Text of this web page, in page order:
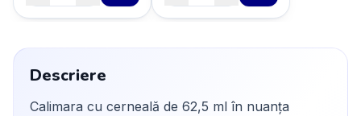
Descriere
Calimara cu cerneală de 62,5 ml în nuanța